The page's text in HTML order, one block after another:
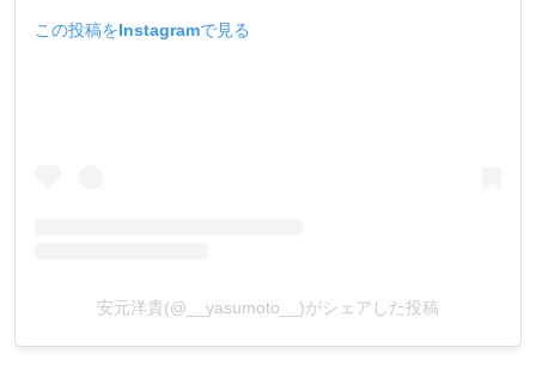
この投稿をInstagramで見る
安元洋貴(@__yasumoto__)がシェアした投稿